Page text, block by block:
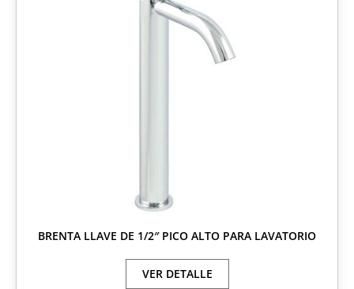
BRENTA LLAVE DE 1/2″ PICO ALTO PARA LAVATORIO
VER DETALLE